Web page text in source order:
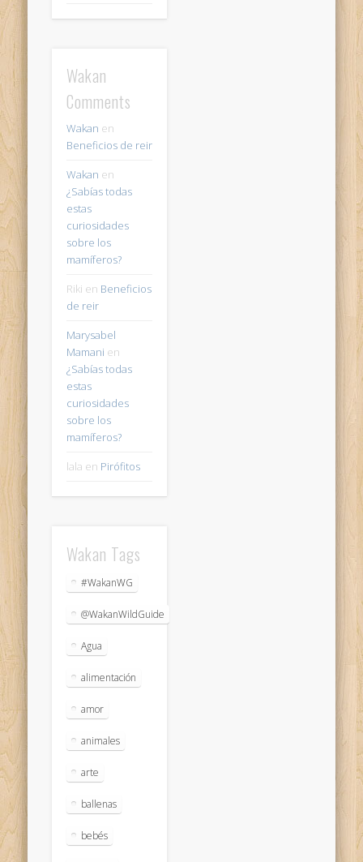
Wakan
Comments
Wakan en
Beneficios de reir
Wakan en
¿Sabías todas
estas
curiosidades
sobre los
mamíferos?
Riki en Beneficios
de reir
Marysabel
Mamani en
¿Sabías todas
estas
curiosidades
sobre los
mamíferos?
lala en Pirófitos
Wakan Tags
#WakanWG
@WakanWildGuide
Agua
alimentación
amor
animales
arte
ballenas
bebés